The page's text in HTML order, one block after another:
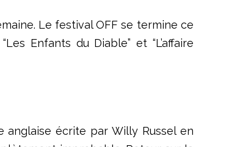
Le festival OFF se termine ce
Enfants du Diable” et “L’affaire
anglaise écrite par Willy Russel en